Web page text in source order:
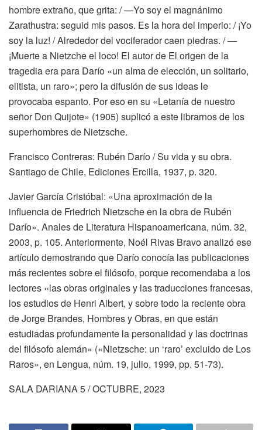
hombre extraño, que grita: / —Yo soy el magnánimo
Zarathustra: seguid mis pasos. Es la hora del imperio: / ¡Yo
soy la luz! / Alrededor del vociferador caen piedras. / —
¡Muerte a Nietzche el loco! El autor de El origen de la
tragedia era para Darío «un alma de elección, un solitario,
elitista, un raro»; pero la difusión de sus ideas le
provocaba espanto. Por eso en su «Letanía de nuestro
señor Don Quijote» (1905) suplicó a este librarnos de los
superhombres de Nietzsche.
Francisco Contreras: Rubén Darío / Su vida y su obra.
Santiago de Chile, Ediciones Ercilla, 1937, p. 320.
Javier García Cristóbal: «Una aproximación de la
influencia de Friedrich Nietzsche en la obra de Rubén
Darío». Anales de Literatura Hispanoamericana, núm. 32,
2003, p. 105. Anteriormente, Noél Rivas Bravo analizó ese
artículo demostrando que Darío conocía las publicaciones
más recientes sobre el filósofo, porque recomendaba a los
lectores «las obras originales y las traducciones francesas,
los estudios de Henri Albert, y sobre todo la reciente obra
de Jorge Brandes, Hombres y Obras, en que están
estudiadas profundamente la personalidad y las doctrinas
del filósofo alemán» («Nietzsche: un ‘raro’ excluido de Los
Raros», en Lengua, núm. 19, julio, 1999, pp. 51-73).
SALA DARIANA 5 / OCTUBRE, 2023